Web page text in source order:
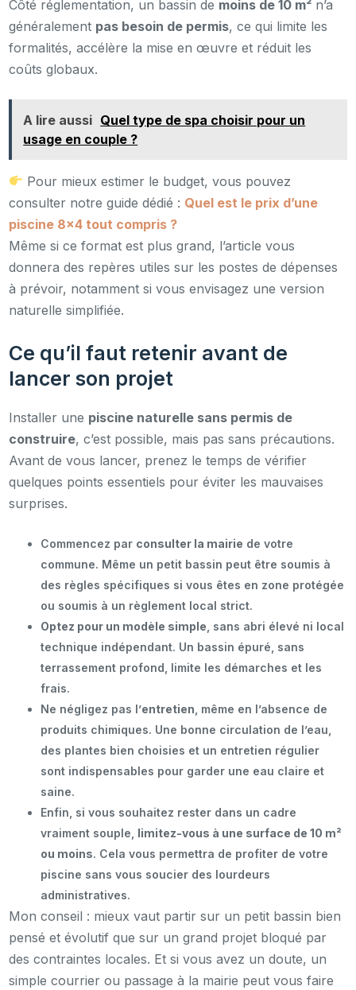
Côté réglementation, un bassin de moins de 10 m² n’a
généralement pas besoin de permis, ce qui limite les
formalités, accélère la mise en œuvre et réduit les
coûts globaux.
A lire aussi Quel type de spa choisir pour un
usage en couple ?
Pour mieux estimer le budget, vous pouvez
consulter notre guide dédié : Quel est le prix d’une
piscine 8×4 tout compris ?
Même si ce format est plus grand, l’article vous
donnera des repères utiles sur les postes de dépenses
à prévoir, notamment si vous envisagez une version
naturelle simplifiée.
Ce qu’il faut retenir avant de
lancer son projet
Installer une piscine naturelle sans permis de
construire, c’est possible, mais pas sans précautions.
Avant de vous lancer, prenez le temps de vérifier
quelques points essentiels pour éviter les mauvaises
surprises.
Commencez par consulter la mairie de votre
commune. Même un petit bassin peut être soumis à
des règles spécifiques si vous êtes en zone protégée
ou soumis à un règlement local strict.
Optez pour un modèle simple , sans abri élevé ni local
technique indépendant. Un bassin épuré, sans
terrassement profond, limite les démarches et les
frais.
Ne négligez pas l’entretien , même en l’absence de
produits chimiques. Une bonne circulation de l’eau,
des plantes bien choisies et un entretien régulier
sont indispensables pour garder une eau claire et
saine.
Enfin, si vous souhaitez rester dans un cadre
vraiment souple, limitez-vous à une surface de 10 m²
ou moins. Cela vous permettra de profiter de votre
piscine sans vous soucier des lourdeurs
administratives.
Mon conseil : mieux vaut partir sur un petit bassin bien
pensé et évolutif que sur un grand projet bloqué par
des contraintes locales. Et si vous avez un doute, un
simple courrier ou passage à la mairie peut vous faire